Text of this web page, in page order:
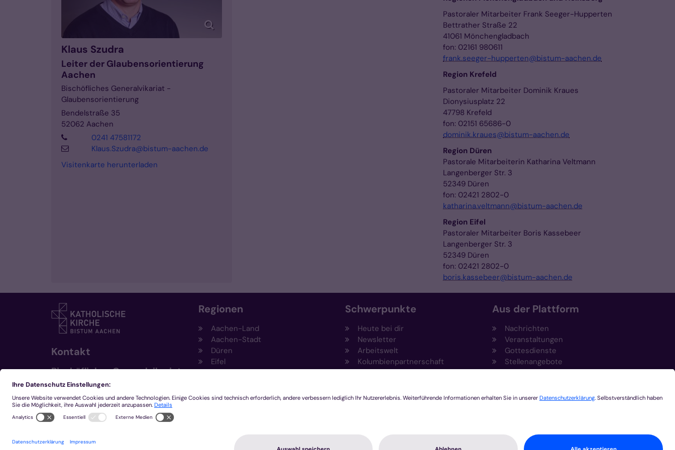
Klaus Szudra
Leiter der Glaubensorientierung
Aachen
Bischöfliches Generalvikariat -
Glaubensorientierung
Bendelstraße 35
52062 Aachen
0241 47581172
Klaus.Szudra@bistum-aachen.de
Visitenkarte herunterladen
Pastoraler Mitarbeiter Frank Seeger-Hupperten
Bettrather Straße 22
41061 Mönchengladbach
fon: 02161 980611
frank.seeger-hupperten@bistum-aachen.de
Region Krefeld
Pastoraler Mitarbeiter Dominik Kraues
Dionysiusplatz 22
47798 Krefeld
fon: 02151 65686-0
dominik.kraues@bistum-aachen.de
Region Düren
Pastorale Mitarbeiterin Katharina Veltmann
Langenberger Str. 3
52349 Düren
fon: 02421 2802-0
katharina.veltmann@bistum-aachen.de
Region Eifel
Pastoraler Mitarbeiter Boris Kassebeer
Langenberger Str. 3
52349 Düren
fon: 02421 2802-0
boris.kassebeer@bistum-aachen.de
Kontakt
Bischöfliches Generalvikariat
Aachen
+49 241 452-0
kommunikation@bistum-
aachen.de
Regionen
Aachen-Land
Aachen-Stadt
Düren
Eifel
Krefeld
Schwerpunkte
Heute bei dir
Newsletter
Arbeitswelt
Kolumbienpartnerschaft
Fundraising
Aus der Plattform
Nachrichten
Veranstaltungen
Gottesdienste
Stellenangebote
Rechtsdatenbank